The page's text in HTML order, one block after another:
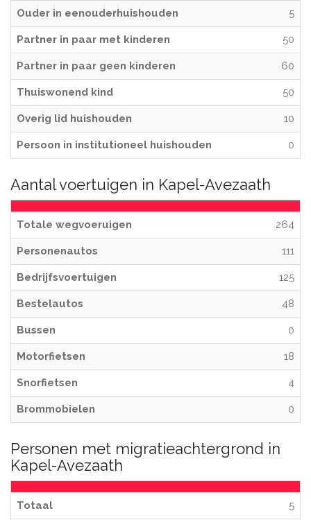
Ouder in eenouderhuishouden 5
Partner in paar met kinderen 50
Partner in paar geen kinderen 60
Thuiswonend kind 50
Overig lid huishouden 10
Persoon in institutioneel huishouden 0
Aantal voertuigen in Kapel-Avezaath
Totale wegvoeruigen 264
Personenautos 111
Bedrijfsvoertuigen 125
Bestelautos 48
Bussen 0
Motorfietsen 18
Snorfietsen 4
Brommobielen 0
Personen met migratieachtergrond in
Kapel-Avezaath
Totaal 5